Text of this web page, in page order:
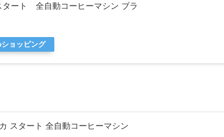
タート 全自動コーヒーマシン ブラ
ョッピング
スタート 全自動コーヒーマシン